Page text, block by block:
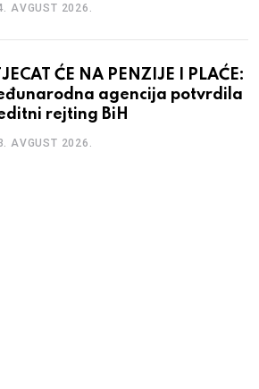
AVGUST 2026.
ĆE NA PENZIJE I PLAĆE:
agencija potvrdila
rejting BiH
AVGUST 2026.